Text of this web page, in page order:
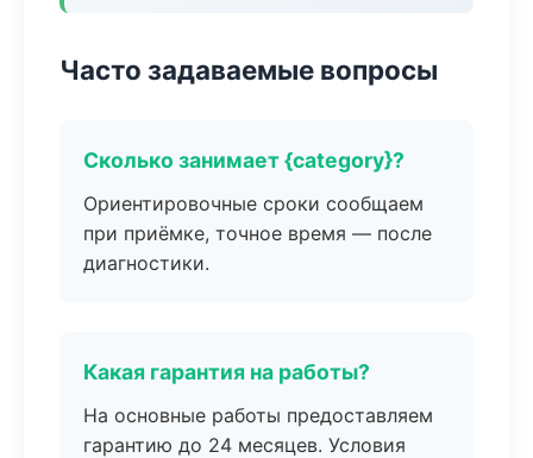
Часто задаваемые вопросы
Сколько занимает {category}?
Ориентировочные сроки сообщаем
при приёмке, точное время — после
диагностики.
Какая гарантия на работы?
На основные работы предоставляем
гарантию до 24 месяцев. Условия